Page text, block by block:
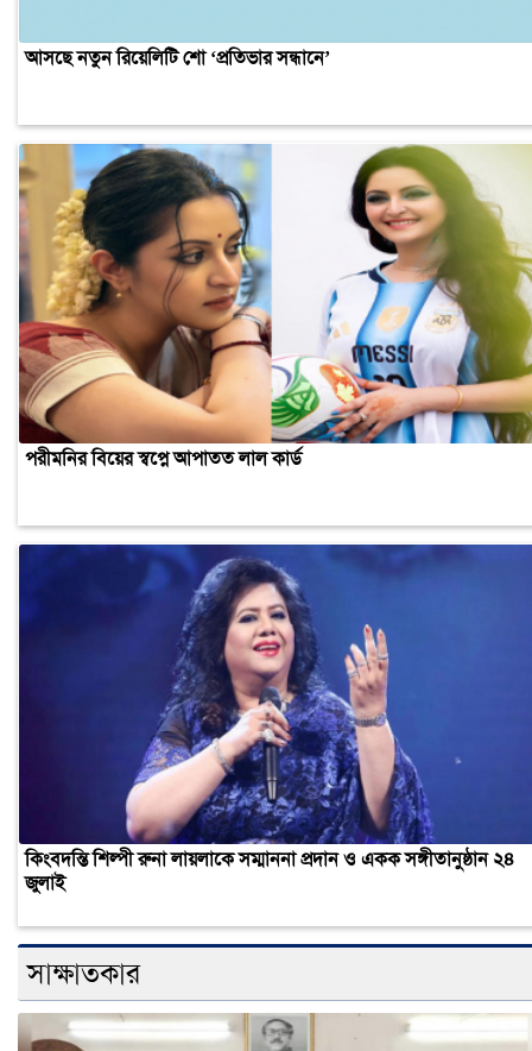
আসছে নতুন রিয়েলিটি শো ‘প্রতিভার সন্ধানে’
পরীমনির বিয়ের স্বপ্নে আপাতত লাল কার্ড
কিংবদন্তি শিল্পী রুনা লায়লাকে সম্মাননা প্রদান ও একক সঙ্গীতানুষ্ঠান ২৪
জুলাই
সাক্ষাতকার